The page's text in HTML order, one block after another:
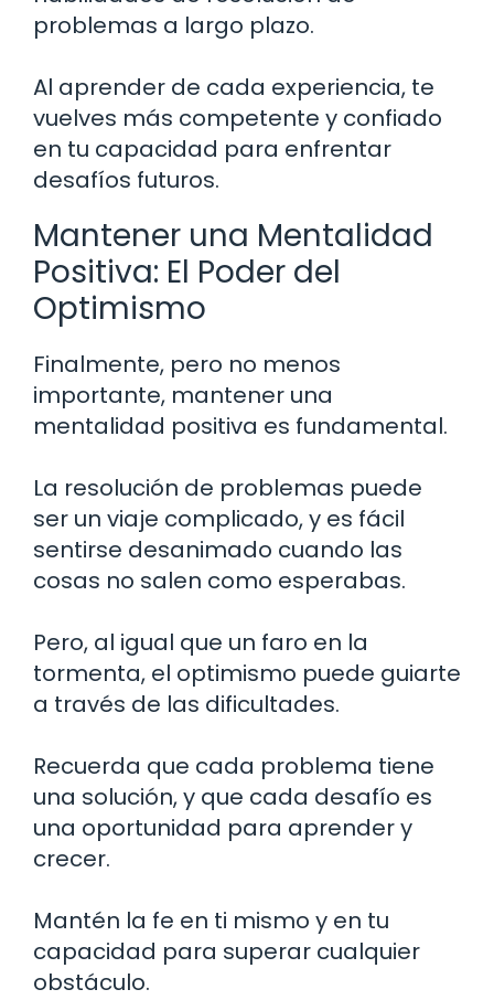
problemas a largo plazo.
Al aprender de cada experiencia, te
vuelves más competente y confiado
en tu capacidad para enfrentar
desafíos futuros.
Mantener una Mentalidad
Positiva: El Poder del
Optimismo
Finalmente, pero no menos
importante, mantener una
mentalidad positiva es fundamental.
La resolución de problemas puede
ser un viaje complicado, y es fácil
sentirse desanimado cuando las
cosas no salen como esperabas.
Pero, al igual que un faro en la
tormenta, el optimismo puede guiarte
a través de las dificultades.
Recuerda que cada problema tiene
una solución, y que cada desafío es
una oportunidad para aprender y
crecer.
Mantén la fe en ti mismo y en tu
capacidad para superar cualquier
obstáculo.